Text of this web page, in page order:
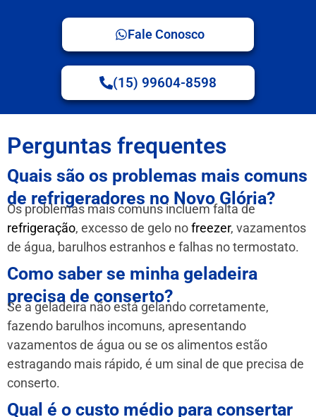
Fale Conosco
(15) 99604-8598
Perguntas frequentes
Quais são os problemas mais comuns
de refrigeradores no Novo Glória?
Os problemas mais comuns incluem falta de
refrigeração, excesso de gelo nofreezer, vazamentos
de água, barulhos estranhos e falhas no termostato.
Como saber se minha geladeira
precisa de conserto?
Se a geladeira não está gelando corretamente,
fazendo barulhos incomuns, apresentando
vazamentos de água ou se os alimentos estão
estragando mais rápido, é um sinal de que precisa de
conserto.
Qual é o custo médio para consertar